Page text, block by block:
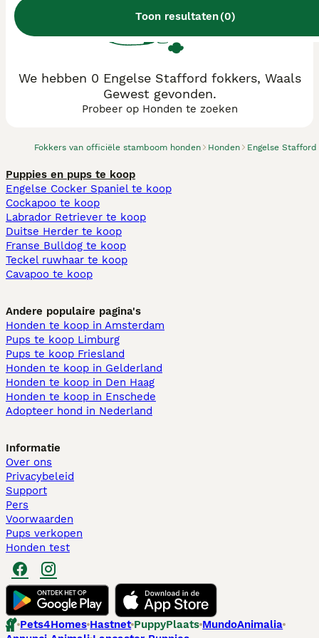
Toon resultaten(0)
Fokkers van officiële stamboom honden Honden Engelse Stafford
We hebben 0 Engelse Stafford fokkers, Waals
Gewest gevonden.
Probeer op Honden te zoeken
Puppies en pups te koop
Engelse Cocker Spaniel te koop
Cockapoo te koop
Labrador Retriever te koop
Duitse Herder te koop
Franse Bulldog te koop
Teckel ruwhaar te koop
Cavapoo te koop
Andere populaire pagina's
Honden te koop in Amsterdam
Pups te koop Limburg​
Pups te koop Friesland​
Honden te koop in Gelderland
Honden te koop in Den Haag
Honden te koop in Enschede
Adopteer hond in Nederland
Informatie
Over ons
Privacybeleid
Support
Pers
Voorwaarden
Pups verkopen
Honden test
Pets4Homes Hastnet PuppyPlaats MundoAnimalia